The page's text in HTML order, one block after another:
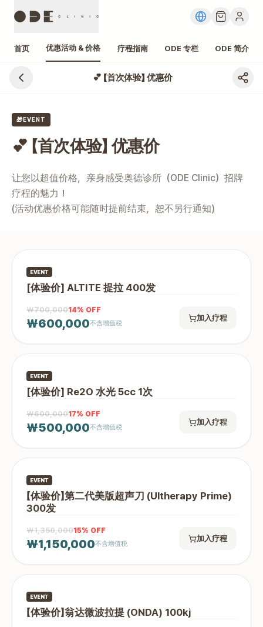
首页 优惠活动 & 价格 疗程指南 ODE 专栏 ODE 简介
💕 【首次体验】 优惠价
江南 💕 【首次体验】 优惠价 价格、费用
🎁EVENT
💕 【首次体验】 优惠价
让您以超值价格，亲身感受奥德诊所（ODE Clinic）招牌
疗程的魅力！
(活动优惠价格可能随时提前结束，恕不另行通知)
EVENT
[体验价] ALTITE 提拉 400发
₩700,00014% OFF
₩600,000不含增值税
加入疗程
EVENT
[体验价] Re2O 水光 5cc 1次
₩600,00017% OFF
₩500,000不含增值税
加入疗程
EVENT
【体验价】第二代美版超声刀 (Ultherapy Prime)
300发
₩1,350,00015% OFF
₩1,150,000不含增值税
加入疗程
EVENT
【体验价】翁达微波拉提 (ONDA) 100kj